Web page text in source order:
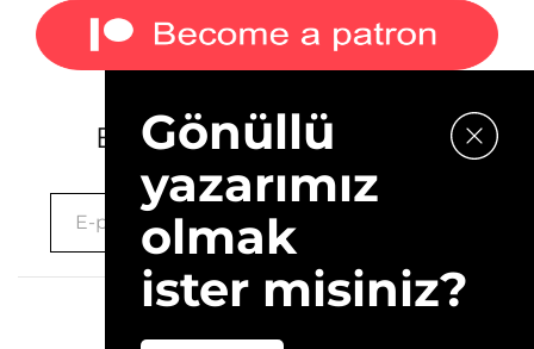
E-bültenimize kaydolun.
Gönüllü
yazarımız
olmak
ister misiniz?